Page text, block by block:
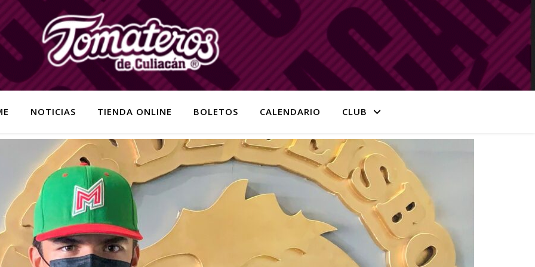
NOTICIAS TIENDA ONLINE BOLETOS CALENDARIO CLUB